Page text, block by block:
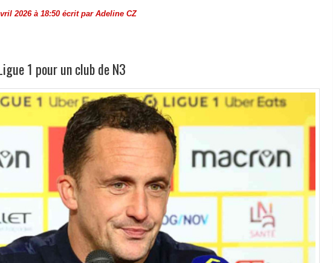
2026 à 18:50 écrit par Adeline CZ
1 pour un club de N3